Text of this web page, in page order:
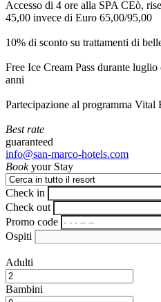
Accesso di 4 ore alla SPA CEò,
45,00 invece di Euro 65,00/95,00
10% di sconto su trattamenti di
Free Ice Cream Pass durante
anni
Partecipazione al programma Vital
Best rate
guaranteed
info@san-marco-hotels.com
Bookyour Stay
Check in
Check out
Promo code
Ospiti
Adulti
Bambini